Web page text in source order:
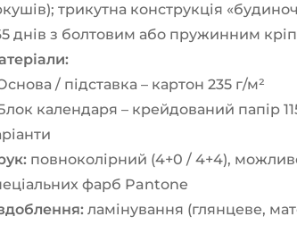
трикутна конструкція
днів з болтовим або пружинним
/ підставка – картон 235 г/м²
календаря – крейдований папір
повноколірний (4+0 / 4+4),
фарб Pantone
ламінування (глянцеве,